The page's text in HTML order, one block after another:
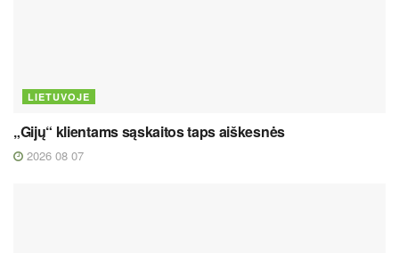
LIETUVOJE
„Gijų“ klientams sąskaitos taps aiškesnės
2026 08 07